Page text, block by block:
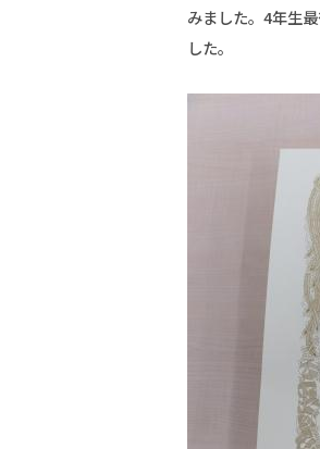
みました。4年生
した。